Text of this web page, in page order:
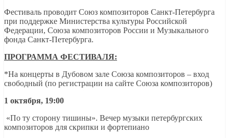
Фестиваль проводит Союз композиторов Санкт-Петербурга
при поддержке Министерства культуры Российской
Федерации, Союза композиторов России и Музыкального
фонда Санкт-Петербурга.
ПРОГРАММА ФЕСТИВАЛЯ:
*На концерты в Дубовом зале Союза композиторов – вход
свободный (по регистрации на сайте Союза композиторов)
1 октября, 19:00
«По ту сторону тишины». Вечер музыки петербургских
композиторов для скрипки и фортепиано